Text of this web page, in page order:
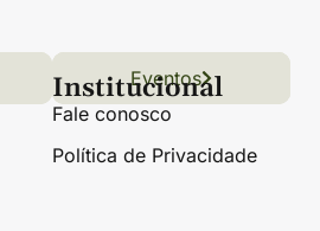
Grãos
Hortifrúti
Eventos
Institucional
Fale conosco
Política de Privacidade